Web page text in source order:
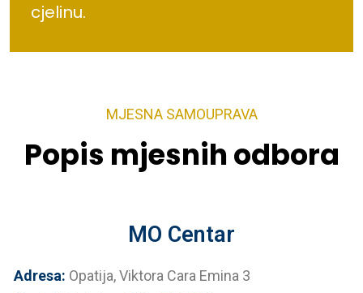
cjelinu.
MJESNA SAMOUPRAVA
Popis mjesnih odbora
MO Centar
Adresa: Opatija, Viktora Cara Emina 3